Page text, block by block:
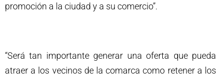
promoción a la ciudad y a su comercio”.
“Será tan importante generar una oferta que pueda
atraer a los vecinos de la comarca como retener a los